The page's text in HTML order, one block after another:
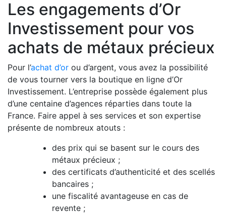
Les engagements d’Or
Investissement pour vos
achats de métaux précieux
Pour l’achat d’or ou d’argent, vous avez la possibilité
de vous tourner vers la boutique en ligne d’Or
Investissement. L’entreprise possède également plus
d’une centaine d’agences réparties dans toute la
France. Faire appel à ses services et son expertise
présente de nombreux atouts :
des prix qui se basent sur le cours des
métaux précieux ;
des certificats d’authenticité et des scellés
bancaires ;
une fiscalité avantageuse en cas de
revente ;